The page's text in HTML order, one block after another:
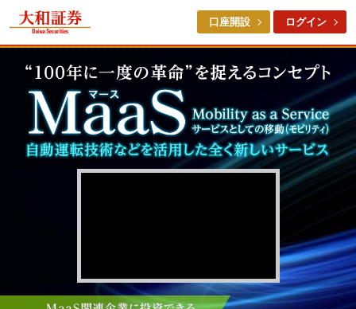
ログイン
口座開設